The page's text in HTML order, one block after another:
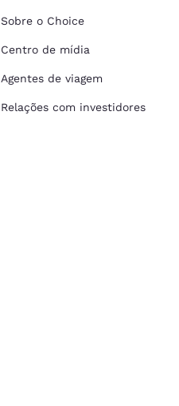
Sobre o Choice
Centro de mídia
Agentes de viagem
Relações com investidores